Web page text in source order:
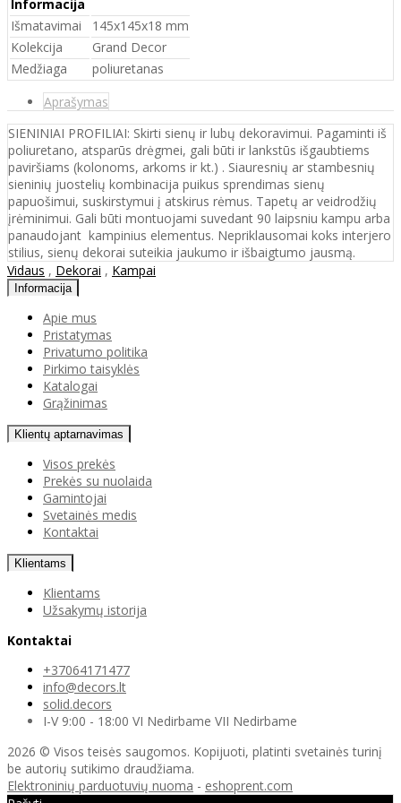
Informacija
Išmatavimai
145x145x18 mm
Kolekcija
Grand Decor
Medžiaga
poliuretanas
Aprašymas
SIENINIAI PROFILIAI: Skirti sienų ir lubų dekoravimui. Pagaminti iš
poliuretano, atsparūs drėgmei, gali būti ir lankstūs išgaubtiems
paviršiams (kolonoms, arkoms ir kt.) . Siauresnių ar stambesnių
sieninių juostelių kombinacija puikus sprendimas sienų
papuošimui, suskirstymui į atskirus rėmus. Tapetų ar veidrodžių
įrėminimui. Gali būti montuojami suvedant 90 laipsniu kampu arba
panaudojant kampinius elementus. Nepriklausomai koks interjero
stilius, sienų dekorai suteikia jaukumo ir išbaigtumo jausmą.
Vidaus , Dekorai , Kampai
Informacija
Apie mus
Pristatymas
Privatumo politika
Pirkimo taisyklės
Katalogai
Grąžinimas
Klientų aptarnavimas
Visos prekės
Prekės su nuolaida
Gamintojai
Svetainės medis
Kontaktai
Klientams
Klientams
Užsakymų istorija
Kontaktai
+37064171477
info@decors.lt
solid.decors
I-V 9:00 - 18:00 VI Nedirbame VII Nedirbame
2026 © Visos teisės saugomos. Kopijuoti, platinti svetainės turinį
be autorių sutikimo draudžiama.
Elektroninių parduotuvių nuoma - eshoprent.com